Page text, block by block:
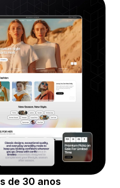
de 30 anos